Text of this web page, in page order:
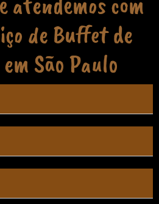
de Buffet de
São Paulo